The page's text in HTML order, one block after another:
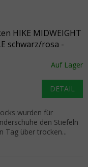
HIKE MIDWEIGHT
schwarz/rosa -
Auf Lager
DETAIL
wurden für
den Stiefeln
Tag über trocken...